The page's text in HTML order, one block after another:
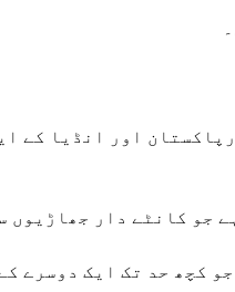
اور انڈیا کے
جو کانٹے دار جھاڑیوں
کچھ حد تک ایک دوسرے